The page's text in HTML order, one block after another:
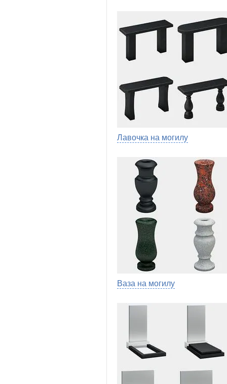
Лавочка на могилу
Ваза на могилу